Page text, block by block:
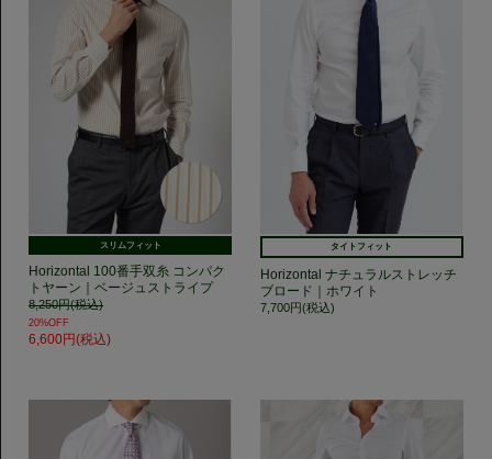
スリムフィット
Horizontal 100番手双糸 コンパク
トヤーン｜ベージュストライプ
8,250円(税込)
20%OFF
6,600円(税込)
タイトフィット
Horizontal ナチュラルストレッチ
ブロード｜ホワイト
7,700円(税込)